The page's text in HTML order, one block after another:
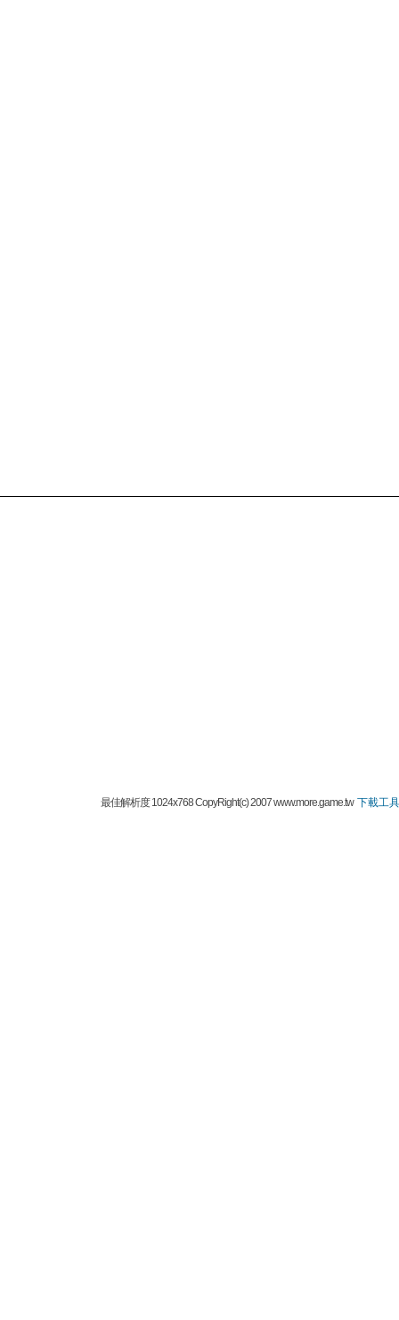
最佳解析度 1024x768 CopyRight(c) 2007 www.more.game.tw下載工